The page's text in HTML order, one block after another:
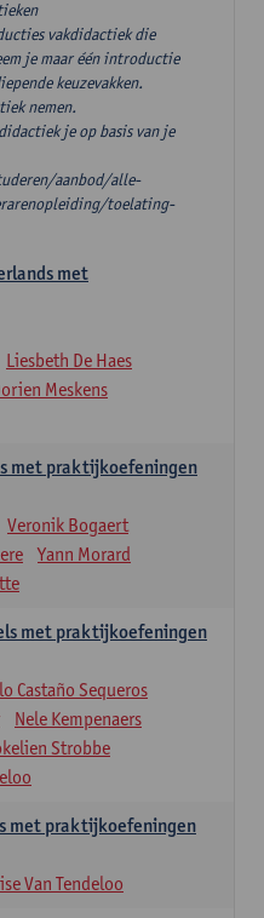
vakdidactiek die
je maar één introductie
keuzevakken.
nemen.
je op basis van je
aanbod/alle-
toelating-
met
Liesbeth De Haes
Meskens
met praktijkoefeningen
Veronik Bogaert
Yann Morard
met praktijkoefeningen
Castaño Sequeros
Nele Kempenaers
Strobbe
met praktijkoefeningen
Van Tendeloo